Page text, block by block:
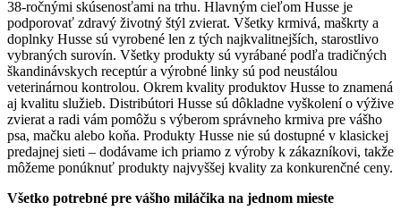
38-ročnými skúsenosťami na trhu. Hlavným cieľom Husse je
podporovať zdravý životný štýl zvierat. Všetky krmivá, maškrty a
doplnky Husse sú vyrobené len z tých najkvalitnejších, starostlivo
vybraných surovín. Všetky produkty sú vyrábané podľa tradičných
škandinávskych receptúr a výrobné linky sú pod neustálou
veterinárnou kontrolou. Okrem kvality produktov Husse to znamená
aj kvalitu služieb. Distribútori Husse sú dôkladne vyškolení o výžive
zvierat a radi vám pomôžu s výberom správneho krmiva pre vášho
psa, mačku alebo koňa. Produkty Husse nie sú dostupné v klasickej
predajnej sieti – dodávame ich priamo z výroby k zákazníkovi, takže
môžeme ponúknuť produkty najvyššej kvality za konkurenčné ceny.
Všetko potrebné pre vášho miláčika na jednom mieste